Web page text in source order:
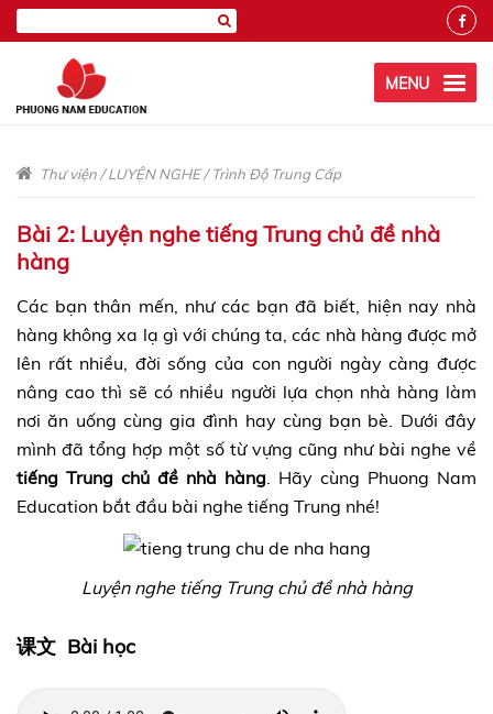
MENU
Thư viện/LUYỆN NGHE/Trình Độ Trung Cấp
Bài 2: Luyện nghe tiếng Trung chủ đề nhà
hàng
Các bạn thân mến, như các bạn đã biết, hiện nay nhà
hàng không xa lạ gì với chúng ta, các nhà hàng được mở
lên rất nhiều, đời sống của con người ngày càng được
nâng cao thì sẽ có nhiều người lựa chọn nhà hàng làm
nơi ăn uống cùng gia đình hay cùng bạn bè. Dưới đây
mình đã tổng hợp một số từ vựng cũng như bài nghe về
tiếng Trung chủ đề nhà hàng. Hãy cùng Phuong Nam
Education bắt đầu bài nghe tiếng Trung nhé!
Luyện nghe tiếng Trung chủ đề nhà hàng
课文 Bài học